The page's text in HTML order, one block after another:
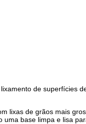
de
lixas de grãos mais
base limpa e lisa